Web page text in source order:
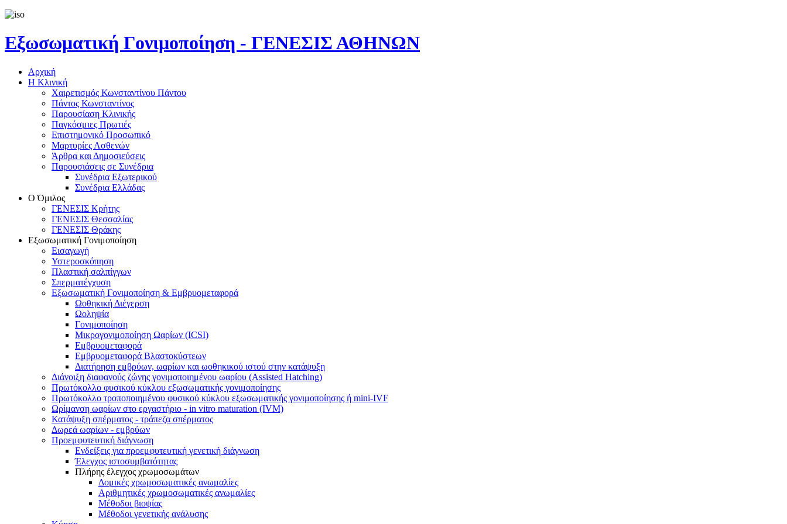
Εξωσωματική Γονιμοποίηση - ΓΕΝΕΣΙΣ ΑΘΗΝΩΝ
Αρχική
Η Κλινική
Χαιρετισμός Κωνσταντίνου Πάντου
Πάντος Κωνσταντίνος
Παρουσίαση Κλινικής
Παγκόσμιες Πρωτιές
Επιστημονικό Προσωπικό
Μαρτυρίες Ασθενών
Άρθρα και Δημοσιεύσεις
Παρουσιάσεις σε Συνέδρια
Συνέδρια Εξωτερικού
Συνέδρια Ελλάδας
Ο Όμιλος
ΓΕΝΕΣΙΣ Κρήτης
ΓΕΝΕΣΙΣ Θεσσαλίας
ΓΕΝΕΣΙΣ Θράκης
Εξωσωματική Γονιμοποίηση
Εισαγωγή
Υστεροσκόπηση
Πλαστική σαλπίγγων
Σπερματέγχυση
Εξωσωματική Γονιμοποίηση & Εμβρυομεταφορά
Ωοθηκική Διέγερση
Ωοληψία
Γονιμοποίηση
Μικρογονιμοποίηση Ωαρίων (ICSI)
Εμβρυομεταφορά
Εμβρυομεταφορά Βλαστοκύστεων
Διατήρηση εμβρύων, ωαρίων και ωοθηκικού ιστού στην κατάψυξη
Διάνοιξη διαφανούς ζώνης γονιμοποιημένου ωαρίου (Assisted Hatching)
Πρωτόκολλο φυσικού κύκλου εξωσωματικής γονιμοποίησης
Πρωτόκολλο τροποποιημένου φυσικού κύκλου εξωσωματικής γονιμοποίησης ή mini-IVF
Ωρίμανση ωαρίων στο εργαστήριο - in vitro maturation (IVM)
Κατάψυξη σπέρματος - τράπεζα σπέρματος
Δωρεά ωαρίων - εμβρύων
Προεμφυτευτική διάγνωση
Ενδείξεις για προεμφυτευτική γενετική διάγνωση
Έλεγχος ιστοσυμβατότητας
Πλήρης έλεγχος χρωμοσωμάτων
Δομικές χρωμοσωματικές ανωμαλίες
Αριθμητικές χρωμοσωματικές ανωμαλίες
Μέθοδοι βιοψίας
Mέθοδοι γενετικής ανάλυσης